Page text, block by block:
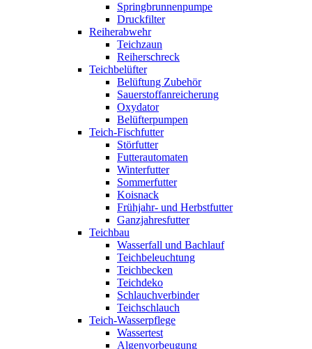
Springbrunnenpumpe
Druckfilter
Reiherabwehr
Teichzaun
Reiherschreck
Teichbelüfter
Belüftung Zubehör
Sauerstoffanreicherung
Oxydator
Belüfterpumpen
Teich-Fischfutter
Störfutter
Futterautomaten
Winterfutter
Sommerfutter
Koisnack
Frühjahr- und Herbstfutter
Ganzjahresfutter
Teichbau
Wasserfall und Bachlauf
Teichbeleuchtung
Teichbecken
Teichdeko
Schlauchverbinder
Teichschlauch
Teich-Wasserpflege
Wassertest
Algenvorbeugung